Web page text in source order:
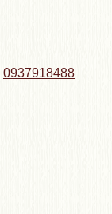
0937918488